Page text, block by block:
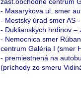
- Masarykova ul. smer
- Mestský úrad smer AS
- Duklianskych hrdinov –
- Nemocnica smer
centrum Galéria I (smer
- premiestnená na
(príchody zo smeru